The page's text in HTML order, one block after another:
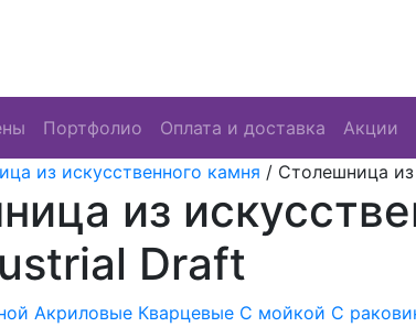
Портфолио Оплата и доставка Акции
из искусственного камня / Столешница
из
Draft
Акриловые Кварцевые С мойкой С